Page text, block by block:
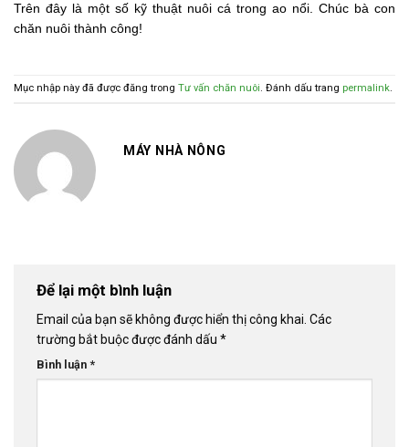
Trên đây là một số kỹ thuật nuôi cá trong ao nổi. Chúc bà con
chăn nuôi thành công!
Mục nhập này đã được đăng trong Tư vấn chăn nuôi. Đánh dấu trang permalink.
MÁY NHÀ NÔNG
Để lại một bình luận
Email của bạn sẽ không được hiển thị công khai. Các
trường bắt buộc được đánh dấu *
Bình luận *